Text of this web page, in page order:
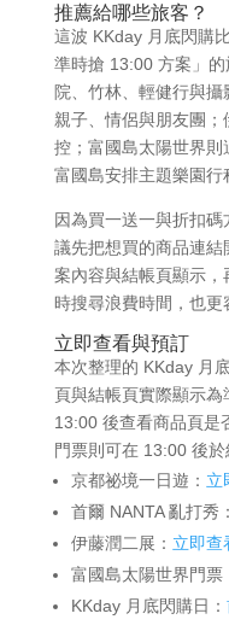
推薦給哪些旅客？
這波 KKday 月底閃購
準時搶 13:00 方案」
院、竹林、輕健行與
親子、情侶與朋友團
控；富國島太陽世界
富國島安排主題樂園行
因為買一送一與折扣
議先把想買的商品連
案內容與結帳頁顯示
時搜尋浪費時間，也更
立即查看與預訂
本次整理的 KKday 月
頁與結帳頁實際顯示
13:00 後查看商品頁是
門票則可在 13:00 後於
京都祕境一日遊： 立
首爾 NANTA 亂打秀：
伊藤潤二展： 立即查
富國島太陽世界門票
KKday 月底閃購日：